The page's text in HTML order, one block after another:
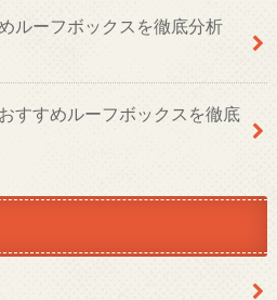
ルーフボックスを徹底分析
すすめルーフボックスを徹底